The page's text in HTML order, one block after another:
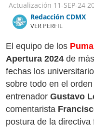
Actualización 11-SEP-24
Redacción CDMX
VER PERFIL
El equipo de los
Apertura 2024 de
fechas los
sobre todo en el
entrenador Gustavo
comentarista
postura de la